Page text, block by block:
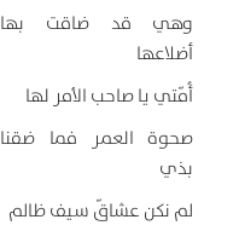
وهي قد ضاقت بها
أضلاعها
أُمّتي يا صاحب الأمر لها
صحوة العمر فما ضقنا
بذي
لم نكن عشاقّ سيف ظالم